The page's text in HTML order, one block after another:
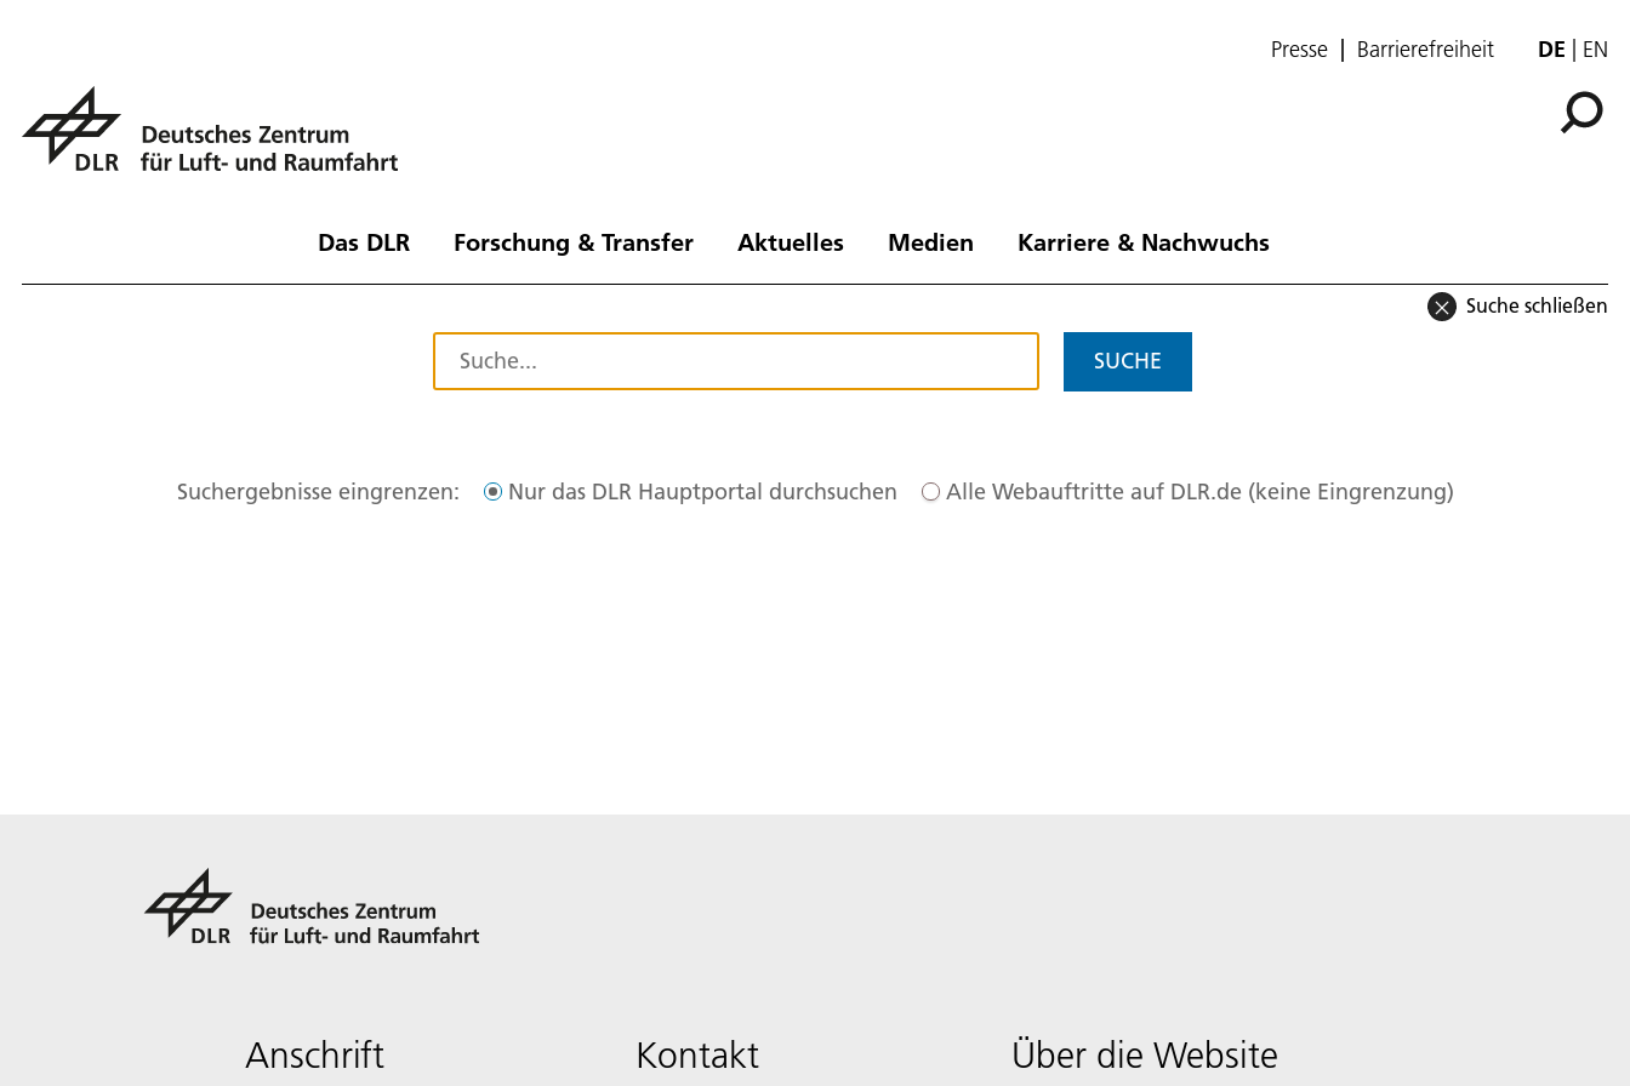
Presse Barrierefreiheit DE EN
Das DLR Forschung & Transfer Aktuelles Medien Karriere & Nachwuchs
Suche schließen
SUCHE
Suchergebnisse eingrenzen: Nur das DLR Hauptportal durchsuchen Alle Webauftritte auf DLR.de (keine Eingrenzung)
Anschrift Kontakt Über die Website